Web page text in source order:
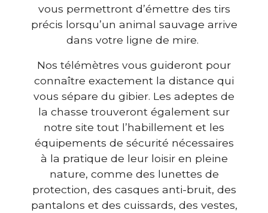
vous permettront d’émettre des tirs
précis lorsqu’un animal sauvage arrive
dans votre ligne de mire.
Nos télémètres vous guideront pour
connaître exactement la distance qui
vous sépare du gibier. Les adeptes de
la chasse trouveront également sur
notre site tout l’habillement et les
équipements de sécurité nécessaires
à la pratique de leur loisir en pleine
nature, comme des lunettes de
protection, des casques anti-bruit, des
pantalons et des cuissards, des vestes,